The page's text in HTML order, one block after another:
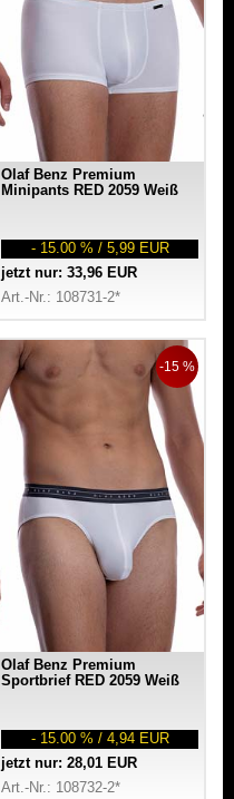
Olaf Benz Premium
Minipants RED 2059 Weiß
- 15.00 % / 5,99 EUR
jetzt nur: 33,96 EUR
Art.-Nr.: 108731-2*
-15 %
Olaf Benz Premium
Sportbrief RED 2059 Weiß
- 15.00 % / 4,94 EUR
jetzt nur: 28,01 EUR
Art.-Nr.: 108732-2*